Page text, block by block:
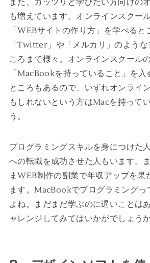
も増えています。オンラインスクー
「WEBサイトの作り方」を学べると
「Twitter」や「メルカリ」のような
ころまで様々。オンラインスクール
「MacBookを持っていること」を入
ところもあるので、いずれオンライ
もしれないという方はMacを持って
う。
プログラミングスキルを身につけた
への転職を成功させた人もいます。
まWEB制作の副業で年収アップを果
ます。MacBookでプログラミングっ
よね。まだまだ学ぶのに遅いことは
ャレンジしてみてはいかがでしょうか